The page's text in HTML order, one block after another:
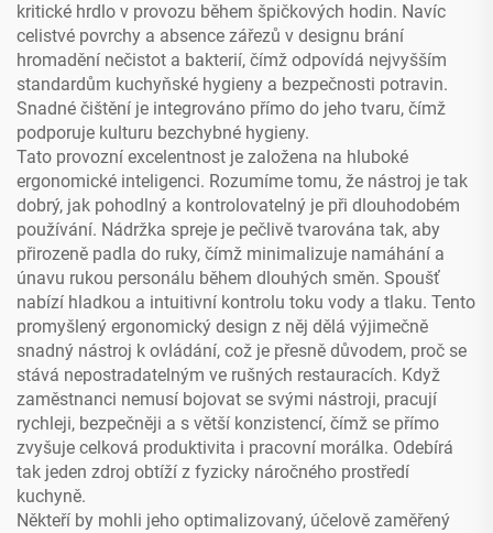
kritické hrdlo v provozu během špičkových hodin. Navíc
celistvé povrchy a absence zářezů v designu brání
hromadění nečistot a bakterií, čímž odpovídá nejvyšším
standardům kuchyňské hygieny a bezpečnosti potravin.
Snadné čištění je integrováno přímo do jeho tvaru, čímž
podporuje kulturu bezchybné hygieny.
Tato provozní excelentnost je založena na hluboké
ergonomické inteligenci. Rozumíme tomu, že nástroj je tak
dobrý, jak pohodlný a kontrolovatelný je při dlouhodobém
používání. Nádržka spreje je pečlivě tvarována tak, aby
přirozeně padla do ruky, čímž minimalizuje namáhání a
únavu rukou personálu během dlouhých směn. Spoušť
nabízí hladkou a intuitivní kontrolu toku vody a tlaku. Tento
promyšlený ergonomický design z něj dělá výjimečně
snadný nástroj k ovládání, což je přesně důvodem, proč se
stává nepostradatelným ve rušných restauracích. Když
zaměstnanci nemusí bojovat se svými nástroji, pracují
rychleji, bezpečněji a s větší konzistencí, čímž se přímo
zvyšuje celková produktivita i pracovní morálka. Odebírá
tak jeden zdroj obtíží z fyzicky náročného prostředí
kuchyně.
Někteří by mohli jeho optimalizovaný, účelově zaměřený